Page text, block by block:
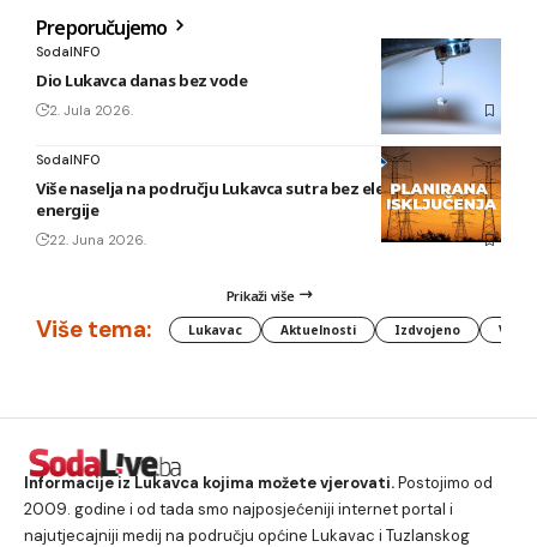
Preporučujemo
SodaINFO
Dio Lukavca danas bez vode
2. Jula 2026.
SodaINFO
Više naselja na području Lukavca sutra bez električne
energije
22. Juna 2026.
Prikaži više
Više tema: Lukavac Aktuelnosti Izdvojeno
Informacije iz Lukavca kojima možete vjerovati.Postojimo od
2009. godine i od tada smo najposjećeniji internet portal i
najutjecajniji medij na području općine Lukavac i Tuzlanskog